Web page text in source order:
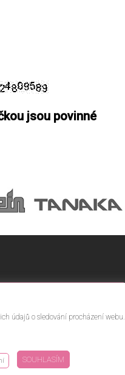
jsou povinné
údajů o sledování procházení webu.
SOUHLASÍM